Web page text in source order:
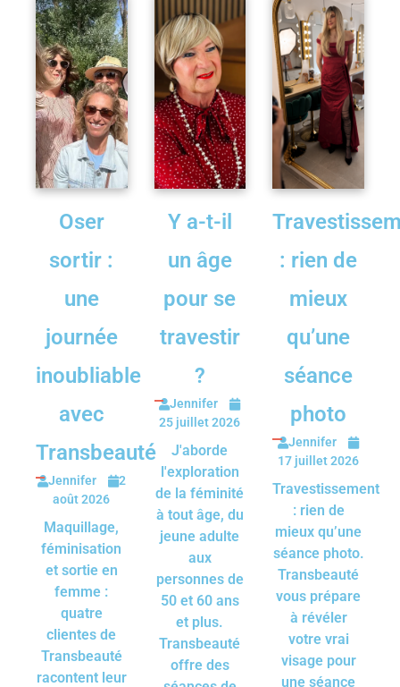
Oser
sortir :
une
journée
inoubliable
avec
Transbeauté
Jennifer
2
août 2026
Maquillage,
féminisation
et sortie en
femme :
quatre
clientes de
Transbeauté
racontent leur
Y a-t-il
un âge
pour se
travestir
?
Jennifer
25 juillet 2026
J'aborde
l'exploration
de la féminité
à tout âge, du
jeune adulte
aux
personnes de
50 et 60 ans
et plus.
Transbeauté
offre des
: rien de
mieux
qu’une
séance
photo
Jennifer
17 juillet 2026
Travestissement
: rien de
mieux qu’une
séance photo.
Transbeauté
vous prépare
à révéler
votre vrai
visage pour
une séance